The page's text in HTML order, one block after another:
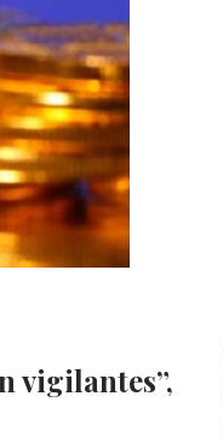
vigilantes”,